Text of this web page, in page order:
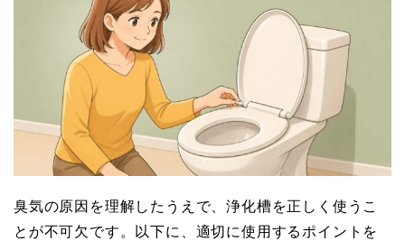
臭気の原因を理解したうえで、浄化槽を正しく使うこ
とが不可欠です。以下に、適切に使用するポイントを